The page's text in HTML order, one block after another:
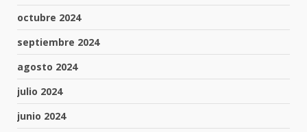
octubre 2024
septiembre 2024
agosto 2024
julio 2024
junio 2024